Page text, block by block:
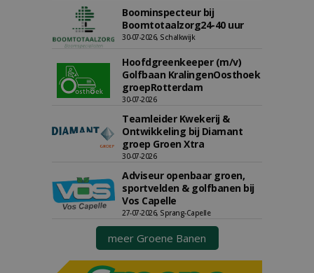
Boominspecteur bij
Boomtotaalzorg24-40 uur
30-07-2026, Schalkwijk
Hoofdgreenkeeper (m/v)
Golfbaan KralingenOosthoek
groepRotterdam
30-07-2026
Teamleider Kwekerij &
Ontwikkeling bij Diamant
groep Groen Xtra
30-07-2026
Adviseur openbaar groen,
sportvelden & golfbanen bij
Vos Capelle
27-07-2026, Sprang-Capelle
meer Groene Banen